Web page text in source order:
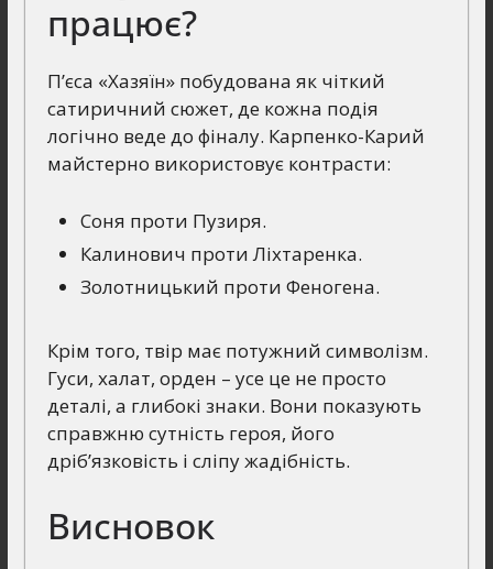
працює?
П’єса «Хазяїн» побудована як чіткий
сатиричний сюжет, де кожна подія
логічно веде до фіналу. Карпенко-Карий
майстерно використовує контрасти:
Соня проти Пузиря.
Калинович проти Ліхтаренка.
Золотницький проти Феногена.
Крім того, твір має потужний символізм.
Гуси, халат, орден – усе це не просто
деталі, а глибокі знаки. Вони показують
справжню сутність героя, його
дріб’язковість і сліпу жадібність.
Висновок